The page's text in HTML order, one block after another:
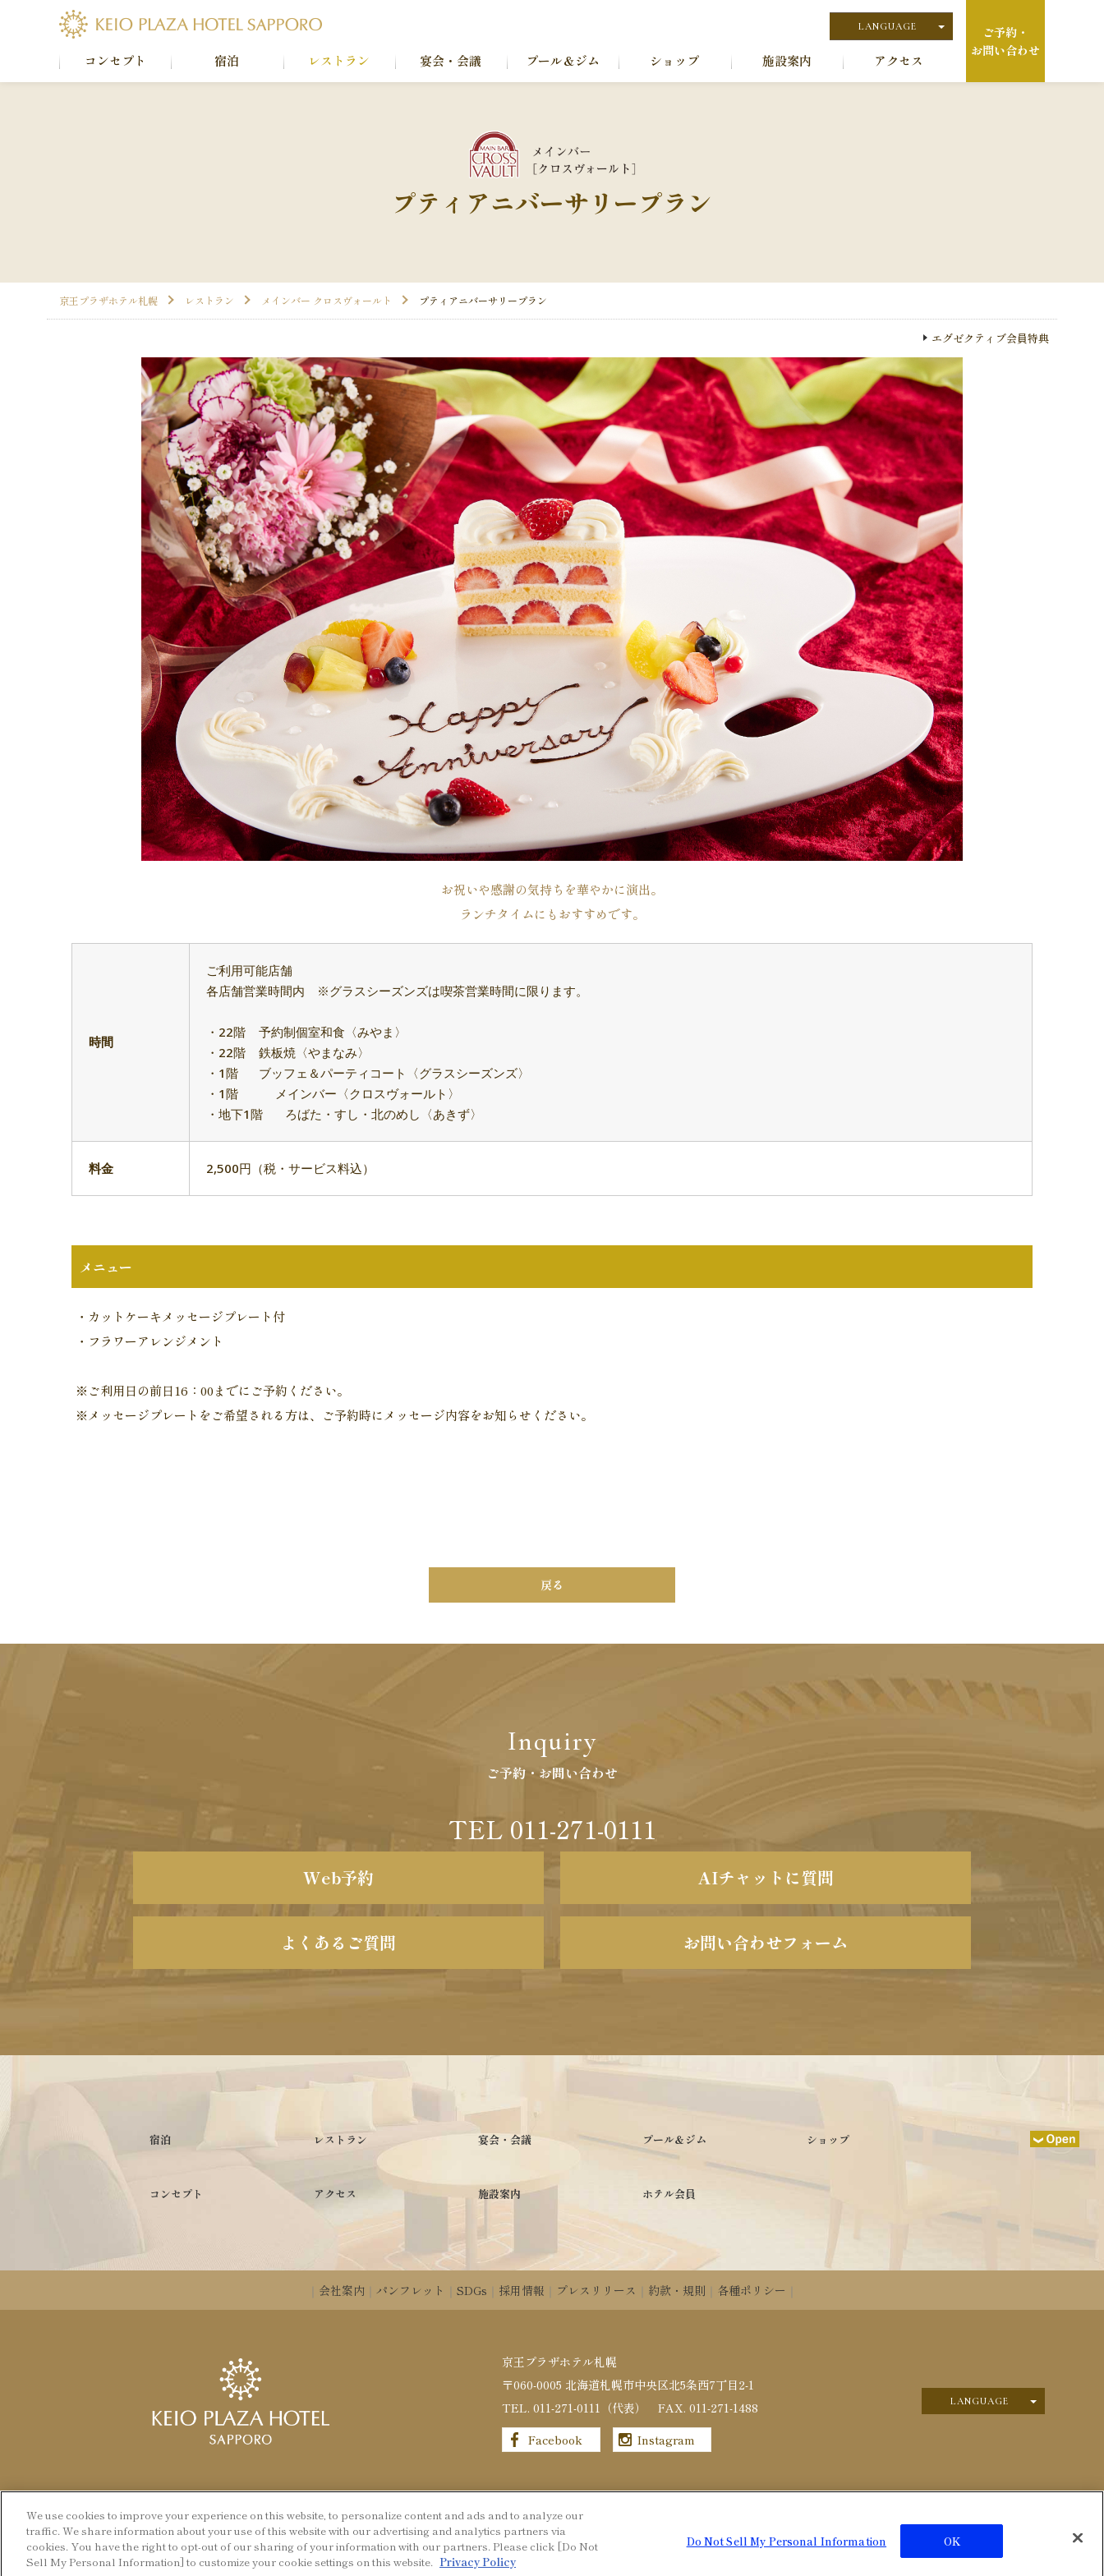
コンセプト 宿泊 レストラン 宴会・会議 プール＆ジム ショップ 施設案内 アクセス
LANGUAGE
English
ご予約・
お問い合わせ
プティアニバーサリープラン
京王プラザホテル札幌 レストラン メインバー クロスヴォールト プティアニバーサリープラン
エグゼクティブ会員特典
お祝いや感謝の気持ちを華やかに演出。
ランチタイムにもおすすめです。
時間
ご利用可能店舗
各店舗営業時間内 ※グラスシーズンズは喫茶営業時間に限ります。
・22階
予約制個室和食〈みやま〉
・22階
鉄板焼〈やまなみ〉
・1階
ブッフェ＆パーティコート〈グラスシーズンズ〉
・1階 メインバー〈クロスヴォールト〉
・地下1階
ろばた・すし・北のめし〈あきず〉
料金 2,500円（税・サービス料込）
メニュー
・カットケーキメッセージプレート付
・フラワーアレンジメント
※ご利用日の前日16：00までにご予約ください。
※メッセージプレートをご希望される方は、ご予約時にメッセージ内容をお知らせください。
戻る
Inquiry
ご予約・お問い合わせ
TEL 011-271-0111
Web予約 AIチャットに質問
よくあるご質問 お問い合わせフォーム
宿泊 レストラン 宴会・会議 プール＆ジム ショップ
コンセプト アクセス 施設案内 ホテル会員
会社案内 パンフレット SDGs 採用情報 プレスリリース 約款・規則 各種ポリシー
京王プラザホテル札幌
〒060-0005 北海道札幌市中央区北5条西7丁目2-1
TEL. 011-271-0111（代表） FAX. 011-271-1488
Facebook
Instagram
LANGUAGE
日本語
© KEIO PLAZA HOTEL SAPPORO
We use cookies to improve your experience on this website, to personalize content and ads and to analyze our
traffic. We share information about your use of this website with our advertising and analytics partners via
cookies. You have the right to opt-out of our sharing of your information with our partners. Please click [Do Not
Sell My Personal Information] to customize your cookie settings on this website. Privacy Policy
Do Not Sell My Personal Information OK